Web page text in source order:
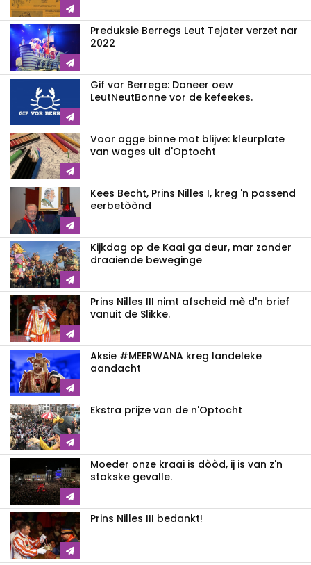
Preduksie Berregs Leut Tejater verzet nar
2022
Gif vor Berrege: Doneer oew
LeutNeutBonne vor de kefeekes.
Voor agge binne mot blijve: kleurplate
van wages uit d'Optocht
Kees Becht, Prins Nilles I, kreg 'n passend
eerbetòònd
Kijkdag op de Kaai ga deur, mar zonder
draaiende beweginge
Prins Nilles III nimt afscheid mè d'n brief
vanuit de Slikke.
Aksie #MEERWANA kreg landeleke
aandacht
Ekstra prijze van de n'Optocht
Moeder onze kraai is dòòd, ij is van z'n
stokske gevalle.
Prins Nilles III bedankt!